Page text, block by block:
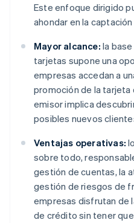
Este enfoque dirigido
ahondar en la
Mayor alcance: la
tarjetas supone una
empresas accedan a
promoción de la tarjeta
emisor implica
posibles nuevos
Ventajas operativas:
sobre todo,
gestión de cuentas, la
gestión de riesgos de
empresas disfrutan de
de crédito sin tener